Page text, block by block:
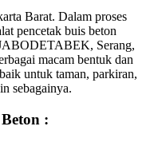
Barat. Dalam proses
pencetak buis beton
Serang,
macam bentuk dan
untuk taman, parkiran,
sebagainya.
: